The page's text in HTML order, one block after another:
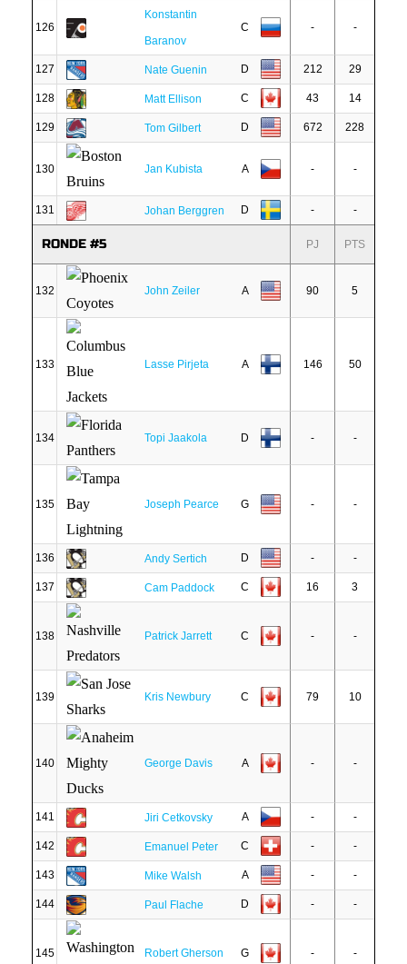
126
Konstantin
Baranov
C - -
127 Nate Guenin D 212 29
128 Matt Ellison C 43 14
129 Tom Gilbert D 672 228
130 Jan Kubista A - -
131 Johan Berggren D - -
RONDE #5 PJ PTS
132 John Zeiler A 90 5
133 Lasse Pirjeta A 146 50
134 Topi Jaakola D - -
135 Joseph Pearce G - -
136 Andy Sertich D - -
137 Cam Paddock C 16 3
138 Patrick Jarrett C - -
139 Kris Newbury C 79 10
140 George Davis A - -
141 Jiri Cetkovsky A - -
142 Emanuel Peter C - -
143 Mike Walsh A - -
144 Paul Flache D - -
145 Robert Gherson G - -